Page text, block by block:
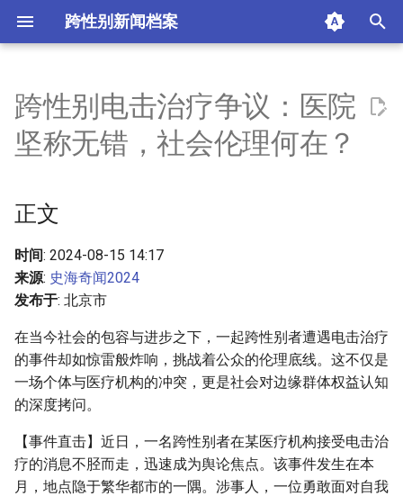
跨性别新闻档案
n
i
t
a
l
i
n
g
e
正文
附加信息 [Processed Page
跨性别电击治疗争议：医院
坚称无错，社会伦理何在？
正文
时间: 2024-08-15 14:17
来源: 史海奇闻2024
发布于: 北京市
在当今社会的包容与进步之下，一起跨性别者遭遇电击治疗
的事件却如惊雷般炸响，挑战着公众的伦理底线。这不仅是
一场个体与医疗机构的冲突，更是社会对边缘群体权益认知
的深度拷问。
【事件直击】近日，一名跨性别者在某医疗机构接受电击治
疗的消息不胫而走，迅速成为舆论焦点。该事件发生在本
月，地点隐于繁华都市的一隅。涉事人，一位勇敢面对自我